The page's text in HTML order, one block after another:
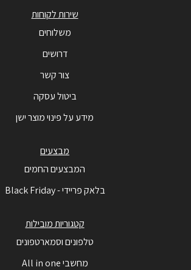
שירות לקוחות
משלוחים
דרושים
צור קשר
ביטול עסקה
מידע על פינוי מוצר ישן
מבצעים
המבצעים החמים
בלאק פריידי - Black Friday
קטגוריות מובילות
טלפונים וסמארטפונים
מחשבי All in one